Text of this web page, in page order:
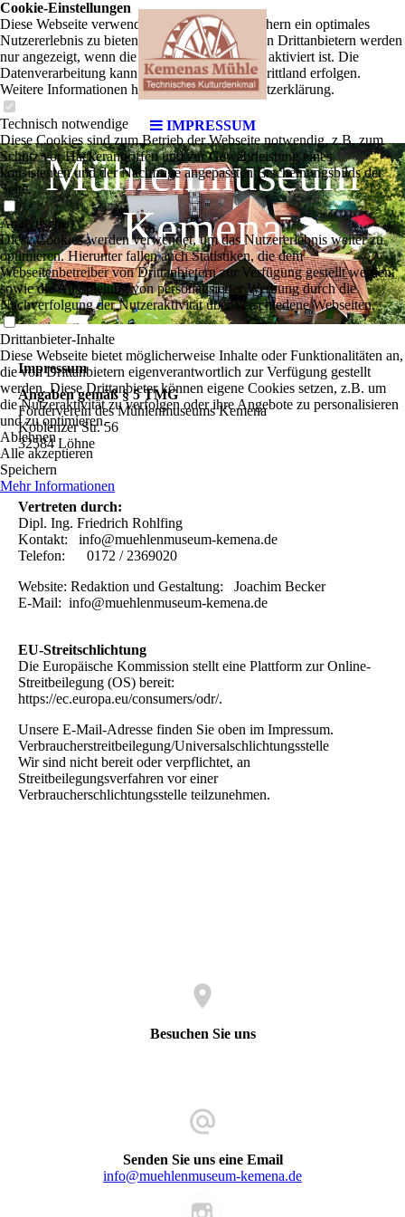
IMPRESSUM
Mühlenmuseum
Kemena
Impressum
Angaben gemäß § 5 TMG
Förderverein des Mühlenmuseums Kemena
Koblenzer Str. 56
32584 Löhne
Vertreten durch:
Dipl. Ing. Friedrich Rohlfing
Kontakt: info@muehlenmuseum-kemena.de
Telefon: 0172 / 2369020
Website: Redaktion und Gestaltung: Joachim Becker
E-Mail: info@muehlenmuseum-kemena.de
EU-Streitschlichtung
Die Europäische Kommission stellt eine Plattform zur Online-
Streitbeilegung (OS) bereit:
https://ec.europa.eu/consumers/odr/.
Unsere E-Mail-Adresse finden Sie oben im Impressum.
Verbraucherstreitbeilegung/Universalschlichtungsstelle
Wir sind nicht bereit oder verpflichtet, an
Streitbeilegungsverfahren vor einer
Verbraucherschlichtungsstelle teilzunehmen.
Besuchen Sie uns
Senden Sie uns eine Email
info@muehlenmuseum-kemena.de
Cookie-Einstellungen
Diese Webseite verwendet Cookies, um Besuchern ein optimales
Nutzererlebnis zu bieten. Bestimmte Inhalte von Drittanbietern werden
nur angezeigt, wenn die entsprechende Option aktiviert ist. Die
Datenverarbeitung kann dann auch in einem Drittland erfolgen.
Weitere Informationen hierzu in der Datenschutzerklärung.
Technisch notwendige
Diese Cookies sind zum Betrieb der Webseite notwendig, z.B. zum
Schutz vor Hackerangriffen und zur Gewährleistung eines
konsistenten und der Nachfrage angepassten Erscheinungsbilds der
Seite.
Analytische
Diese Cookies werden verwendet, um das Nutzererlebnis weiter zu
optimieren. Hierunter fallen auch Statistiken, die dem
Webseitenbetreiber von Drittanbietern zur Verfügung gestellt werden,
sowie die Ausspielung von personalisierter Werbung durch die
Nachverfolgung der Nutzeraktivität über verschiedene Webseiten.
Drittanbieter-Inhalte
Diese Webseite bietet möglicherweise Inhalte oder Funktionalitäten an,
die von Drittanbietern eigenverantwortlich zur Verfügung gestellt
werden. Diese Drittanbieter können eigene Cookies setzen, z.B. um
die Nutzeraktivität zu verfolgen oder ihre Angebote zu personalisieren
und zu optimieren.
Ablehnen
Alle akzeptieren
Speichern
Mehr Informationen